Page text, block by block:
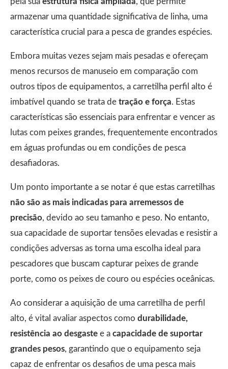
armazenar uma quantidade significativa de linha, uma
característica crucial para a pesca de grandes espécies.
Embora muitas vezes sejam mais pesadas e ofereçam
menos recursos de manuseio em comparação com
outros tipos de equipamentos, a carretilha perfil alto é
imbatível quando se trata de tração e força. Estas
características são essenciais para enfrentar e vencer as
lutas com peixes grandes, frequentemente encontrados
em águas profundas ou em condições de pesca
desafiadoras.
Um ponto importante a se notar é que estas carretilhas
não são as mais indicadas para arremessos de
precisão, devido ao seu tamanho e peso. No entanto,
sua capacidade de suportar tensões elevadas e resistir a
condições adversas as torna uma escolha ideal para
pescadores que buscam capturar peixes de grande
porte, como os peixes de couro ou espécies oceânicas.
Ao considerar a aquisição de uma carretilha de perfil
alto, é vital avaliar aspectos como durabilidade,
resistência ao desgaste e a capacidade de suportar
grandes pesos, garantindo que o equipamento seja
capaz de enfrentar os desafios de uma pesca mais